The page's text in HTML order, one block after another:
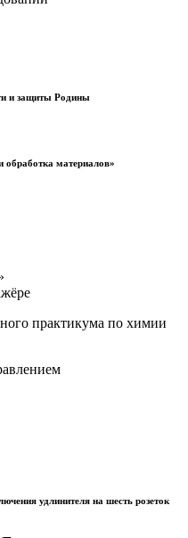
и защиты Родины
обработка материалов»
практикума по химии
удлинителя на шесть розеток